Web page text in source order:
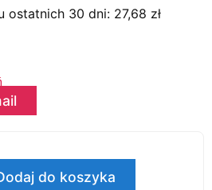
ostatnich 30 dni: 27,68 zł
do koszyka